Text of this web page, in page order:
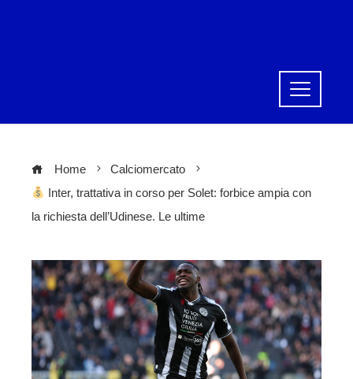
Home
Calciomercato
Inter, trattativa in corso per Solet: forbice ampia con
la richiesta dell’Udinese. Le ultime